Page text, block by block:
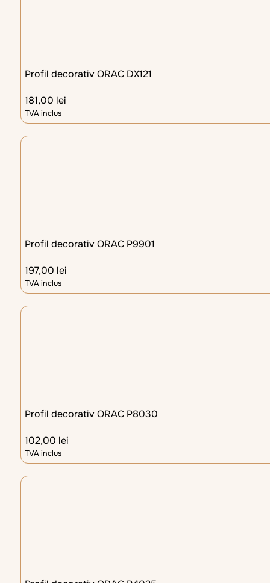
Profil decorativ ORAC DX121
181,00 lei
TVA inclus
Profil decorativ ORAC P9901
197,00 lei
TVA inclus
Profil decorativ ORAC P8030
102,00 lei
TVA inclus